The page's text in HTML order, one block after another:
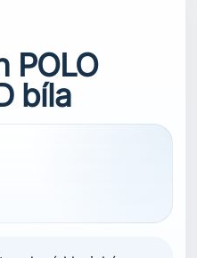
styl s
v teplém počasí